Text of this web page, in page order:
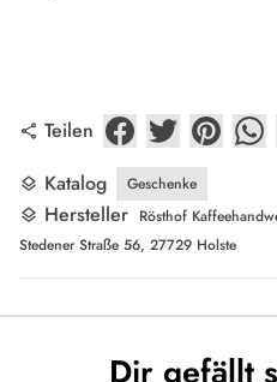
share Teilen
layers Katalog Geschenke
layers Hersteller Rösthof
Stedener Straße 56, 27729 Holste
Dir gefällt